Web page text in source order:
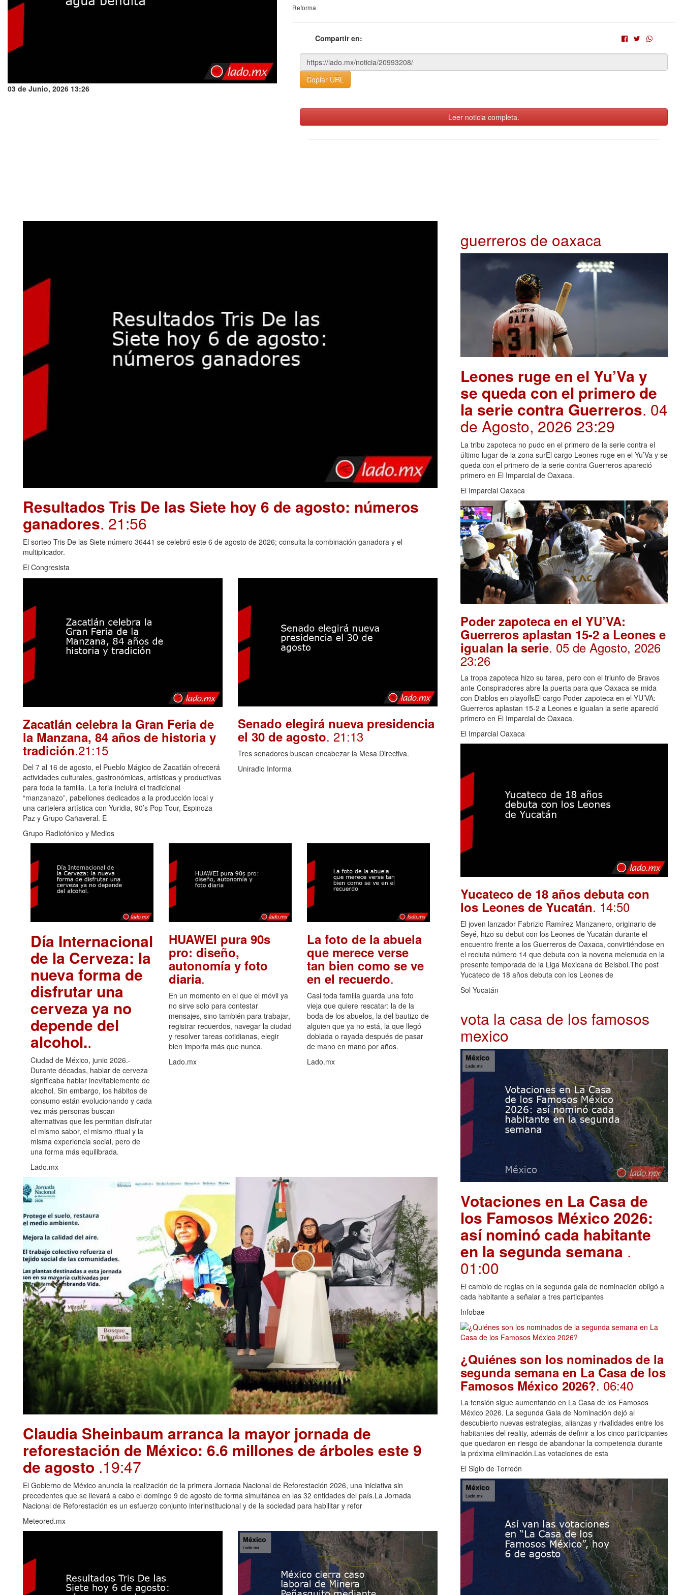
03 de Junio, 2026 13:26
Reforma
Compartir en:
Copiar URL
Leer noticia completa.
Resultados Tris De las Siete hoy 6 de agosto: números
ganadores. 21:56
El sorteo Tris De las Siete número 36441 se celebró este 6 de agosto de 2026; consulta la combinación ganadora y el
multiplicador.
El Congresista
Zacatlán celebra la Gran Feria de
la Manzana, 84 años de historia y
tradición.21:15
Del 7 al 16 de agosto, el Pueblo Mágico de Zacatlán ofrecerá
actividades culturales, gastronómicas, artísticas y productivas
para toda la familia. La feria incluirá el tradicional
“manzanazo”, pabellones dedicados a la producción local y
una cartelera artística con Yuridia, 90’s Pop Tour, Espinoza
Paz y Grupo Cañaveral. E
Grupo Radiofónico y Medios
Senado elegirá nueva presidencia
el 30 de agosto. 21:13
Tres senadores buscan encabezar la Mesa Directiva.
Uniradio Informa
Día Internacional
de la Cerveza: la
nueva forma de
disfrutar una
cerveza ya no
depende del
alcohol..
Ciudad de México, junio 2026.-
Durante décadas, hablar de cerveza
significaba hablar inevitablemente de
alcohol. Sin embargo, los hábitos de
consumo están evolucionando y cada
vez más personas buscan
alternativas que les permitan disfrutar
el mismo sabor, el mismo ritual y la
misma experiencia social, pero de
una forma más equilibrada.
Lado.mx
HUAWEI pura 90s
pro: diseño,
autonomía y foto
diaria.
En un momento en el que el móvil ya
no sirve solo para contestar
mensajes, sino también para trabajar,
registrar recuerdos, navegar la ciudad
y resolver tareas cotidianas, elegir
bien importa más que nunca.
Lado.mx
La foto de la abuela
que merece verse
tan bien como se ve
en el recuerdo.
Casi toda familia guarda una foto
vieja que quiere rescatar: la de la
boda de los abuelos, la del bautizo de
alguien que ya no está, la que llegó
doblada o rayada después de pasar
de mano en mano por años.
Lado.mx
Claudia Sheinbaum arranca la mayor jornada de
reforestación de México: 6.6 millones de árboles este 9
de agosto .19:47
El Gobierno de México anuncia la realización de la primera Jornada Nacional de Reforestación 2026, una iniciativa sin
precedentes que se llevará a cabo el domingo 9 de agosto de forma simultánea en las 32 entidades del país.La Jornada
Nacional de Reforestación es un esfuerzo conjunto interinstitucional y de la sociedad para habilitar y refor
Meteored.mx
guerreros de oaxaca
Leones ruge en el Yu’Va y
se queda con el primero de
la serie contra Guerreros. 04
de Agosto, 2026 23:29
La tribu zapoteca no pudo en el primero de la serie contra el
último lugar de la zona surEl cargo Leones ruge en el Yu’Va y se
queda con el primero de la serie contra Guerreros apareció
primero en El Imparcial de Oaxaca.
El Imparcial Oaxaca
Poder zapoteca en el YU’VA:
Guerreros aplastan 15-2 a Leones e
igualan la serie. 05 de Agosto, 2026
23:26
La tropa zapoteca hizo su tarea, pero con el triunfo de Bravos
ante Conspiradores abre la puerta para que Oaxaca se mida
con Diablos en playoffsEl cargo Poder zapoteca en el YU’VA:
Guerreros aplastan 15-2 a Leones e igualan la serie apareció
primero en El Imparcial de Oaxaca.
El Imparcial Oaxaca
Yucateco de 18 años debuta con
los Leones de Yucatán. 14:50
El joven lanzador Fabrizio Ramírez Manzanero, originario de
Seyé, hizo su debut con los Leones de Yucatán durante el
encuentro frente a los Guerreros de Oaxaca, convirtiéndose en
el recluta número 14 que debuta con la novena melenuda en la
presente temporada de la Liga Mexicana de Beisbol.The post
Yucateco de 18 años debuta con los Leones de
Sol Yucatán
vota la casa de los famosos
mexico
Votaciones en La Casa de
los Famosos México 2026:
así nominó cada habitante
en la segunda semana .
01:00
El cambio de reglas en la segunda gala de nominación obligó a
cada habitante a señalar a tres participantes
Infobae
¿Quiénes son los nominados de la
segunda semana en La Casa de los
Famosos México 2026?. 06:40
La tensión sigue aumentando en La Casa de los Famosos
México 2026. La segunda Gala de Nominación dejó al
descubierto nuevas estrategias, alianzas y rivalidades entre los
habitantes del reality, además de definir a los cinco participantes
que quedaron en riesgo de abandonar la competencia durante
la próxima eliminación.Las votaciones de esta
El Siglo de Torreón